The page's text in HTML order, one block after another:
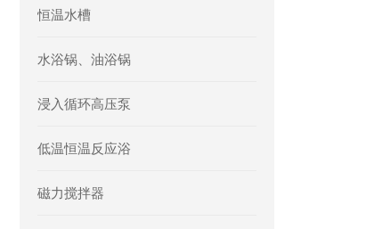
恒温水槽
水浴锅、油浴锅
浸入循环高压泵
低温恒温反应浴
磁力搅拌器